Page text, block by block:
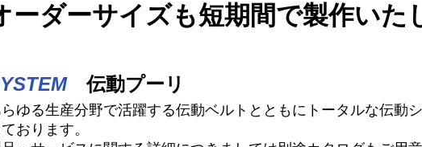
ーダーサイズも短期間で製作いた
伝動プーリ
ゆる生産分野で活躍する伝動ベルトとともにトータルな伝動
おります。